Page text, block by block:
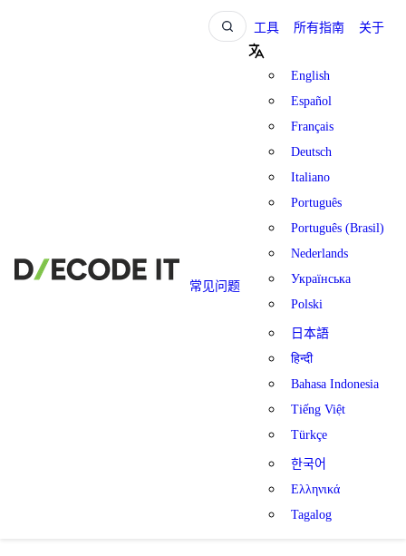
工具 所有指南 关于
常见问题
English
Español
Français
Deutsch
Italiano
Português
Português (Brasil)
Nederlands
Українська
Polski
日本語
हिन्दी
Bahasa Indonesia
Tiếng Việt
Türkçe
한국어
Ελληνικά
Tagalog